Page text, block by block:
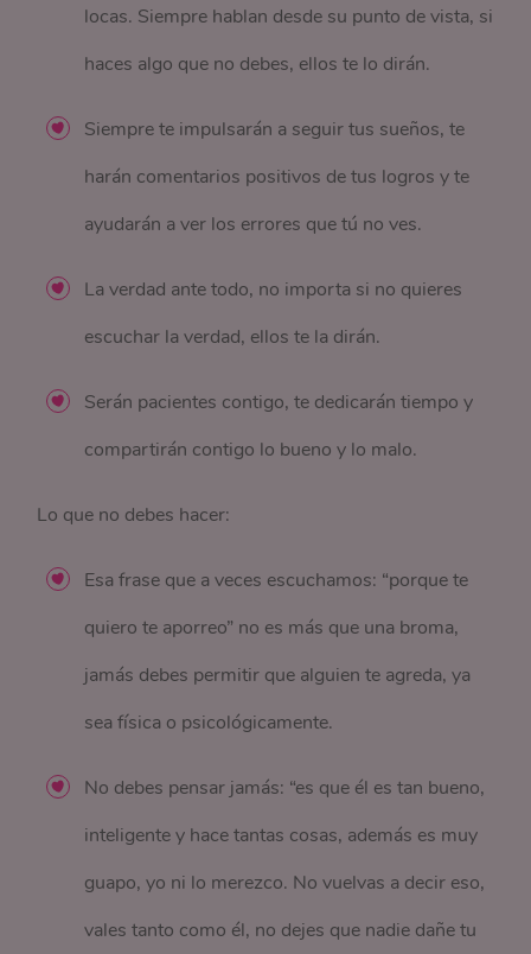
locas. Siempre hablan desde su punto de vista, si
haces algo que no debes, ellos te lo dirán.
Siempre te impulsarán a seguir tus sueños, te
harán comentarios positivos de tus logros y te
ayudarán a ver los errores que tú no ves.
La verdad ante todo, no importa si no quieres
escuchar la verdad, ellos te la dirán.
Serán pacientes contigo, te dedicarán tiempo y
compartirán contigo lo bueno y lo malo.
Lo que no debes hacer:
Esa frase que a veces escuchamos: “porque te
quiero te aporreo” no es más que una broma,
jamás debes permitir que alguien te agreda, ya
sea física o psicológicamente.
No debes pensar jamás: “es que él es tan bueno,
inteligente y hace tantas cosas, además es muy
guapo, yo ni lo merezco. No vuelvas a decir eso,
vales tanto como él, no dejes que nadie dañe tu